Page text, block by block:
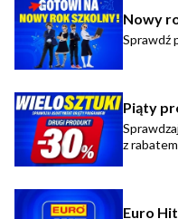
Nowy
Sprawdź
Piąty
z rabatem
Euro